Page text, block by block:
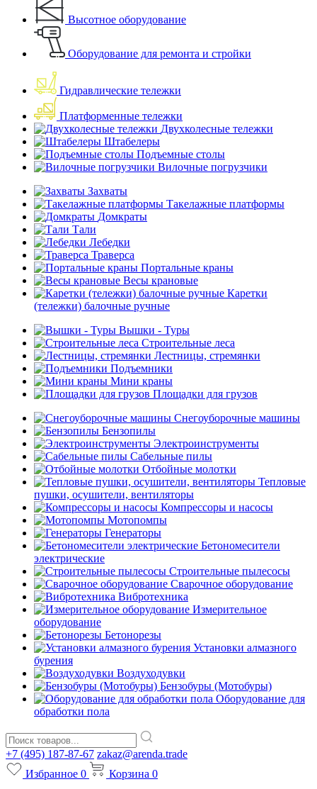
Высотное оборудование
Оборудование для ремонта и стройки
Гидравлические тележки
Платформенные тележки
Двухколесные тележки
Штабелеры
Подъемные столы
Вилочные погрузчики
Захваты
Такелажные платформы
Домкраты
Тали
Лебедки
Траверса
Портальные краны
Весы крановые
Каретки
(тележки) балочные ручные
Вышки - Туры
Строительные леса
Лестницы, стремянки
Подъемники
Мини краны
Площадки для грузов
Снегоуборочные машины
Бензопилы
Электроинструменты
Сабельные пилы
Отбойные молотки
Тепловые
пушки, осушители, вентиляторы
Компрессоры и насосы
Мотопомпы
Генераторы
Бетономесители
электрические
Строительные пылесосы
Сварочное оборудование
Вибротехника
Измерительное
оборудование
Бетонорезы
Установки алмазного
бурения
Воздуходувки
Бензобуры (Мотобуры)
Оборудование для
обработки пола
+7 (495) 187-87-67 zakaz@arenda.trade
Избранное 0 Корзина 0